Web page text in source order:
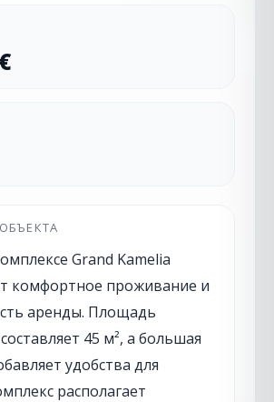
Grand Kamelia
комфортное проживание и
аренды. Площадь
45 м², а большая
удобства для
располагает